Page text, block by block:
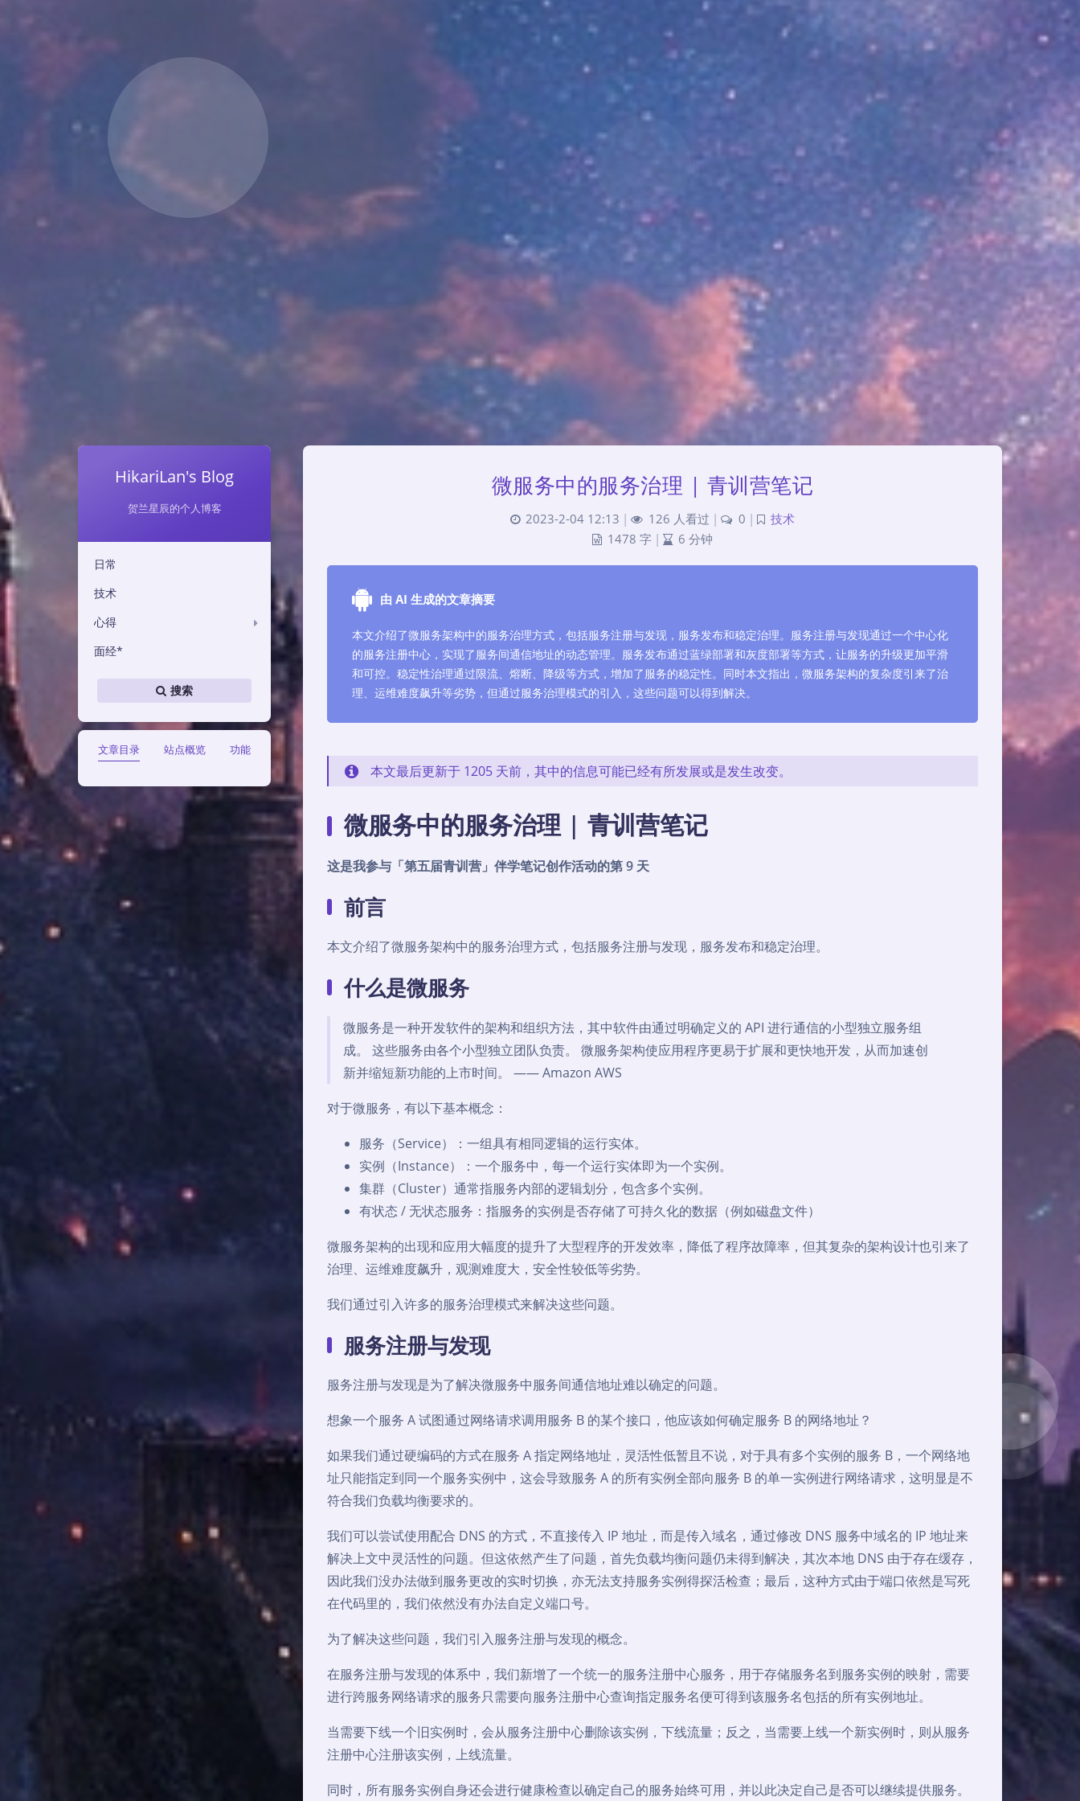
HikariLan's Blog
贺兰星辰的个人博客
日常
技术
心得
面经*
搜索
文章目录 站点概览 功能
微服务中的服务治理 | 青训营笔记
2023-2-04 12:13 | 126 人看过 | 0 |
技术
1478 字 | 6 分钟
由 AI 生成的文章摘要
本文介绍了微服务架构中的服务治理方式，包括服务注册与发现，服务发布和稳定治理。服务注册与发现通过一个中心化
的服务注册中心，实现了服务间通信地址的动态管理。服务发布通过蓝绿部署和灰度部署等方式，让服务的升级更加平滑
和可控。稳定性治理通过限流、熔断、降级等方式，增加了服务的稳定性。同时本文指出，微服务架构的复杂度引来了治
理、运维难度飙升等劣势，但通过服务治理模式的引入，这些问题可以得到解决。
本文最后更新于 1205 天前，其中的信息可能已经有所发展或是发生改变。
微服务中的服务治理 | 青训营笔记
这是我参与「第五届青训营」伴学笔记创作活动的第 9 天
前言
本文介绍了微服务架构中的服务治理方式，包括服务注册与发现，服务发布和稳定治理。
什么是微服务
微服务是一种开发软件的架构和组织方法，其中软件由通过明确定义的 API 进行通信的小型独立服务组
成。 这些服务由各个小型独立团队负责。 微服务架构使应用程序更易于扩展和更快地开发，从而加速创
新并缩短新功能的上市时间。 —— Amazon AWS
对于微服务，有以下基本概念：
服务（Service）：一组具有相同逻辑的运行实体。
实例（Instance）：一个服务中，每一个运行实体即为一个实例。
集群（Cluster）通常指服务内部的逻辑划分，包含多个实例。
有状态 / 无状态服务：指服务的实例是否存储了可持久化的数据（例如磁盘文件）
微服务架构的出现和应用大幅度的提升了大型程序的开发效率，降低了程序故障率，但其复杂的架构设计也引来了
治理、运维难度飙升，观测难度大，安全性较低等劣势。
我们通过引入许多的服务治理模式来解决这些问题。
服务注册与发现
服务注册与发现是为了解决微服务中服务间通信地址难以确定的问题。
想象一个服务 A 试图通过网络请求调用服务 B 的某个接口，他应该如何确定服务 B 的网络地址？
如果我们通过硬编码的方式在服务 A 指定网络地址，灵活性低暂且不说，对于具有多个实例的服务 B，一个网络地
址只能指定到同一个服务实例中，这会导致服务 A 的所有实例全部向服务 B 的单一实例进行网络请求，这明显是不
符合我们负载均衡要求的。
我们可以尝试使用配合 DNS 的方式，不直接传入 IP 地址，而是传入域名，通过修改 DNS 服务中域名的 IP 地址来
解决上文中灵活性的问题。但这依然产生了问题，首先负载均衡问题仍未得到解决，其次本地 DNS 由于存在缓存，
因此我们没办法做到服务更改的实时切换，亦无法支持服务实例得探活检查；最后，这种方式由于端口依然是写死
在代码里的，我们依然没有办法自定义端口号。
为了解决这些问题，我们引入服务注册与发现的概念。
在服务注册与发现的体系中，我们新增了一个统一的服务注册中心服务，用于存储服务名到服务实例的映射，需要
进行跨服务网络请求的服务只需要向服务注册中心查询指定服务名便可得到该服务名包括的所有实例地址。
当需要下线一个旧实例时，会从服务注册中心删除该实例，下线流量；反之，当需要上线一个新实例时，则从服务
注册中心注册该实例，上线流量。
同时，所有服务实例自身还会进行健康检查以确定自己的服务始终可用，并以此决定自己是否可以继续提供服务。